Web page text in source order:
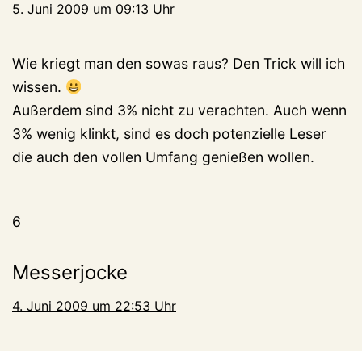
5. Juni 2009 um 09:13 Uhr
Wie kriegt man den sowas raus? Den Trick will ich
wissen.
Außerdem sind 3% nicht zu verachten. Auch wenn
3% wenig klinkt, sind es doch potenzielle Leser
die auch den vollen Umfang genießen wollen.
6
Messerjocke
4. Juni 2009 um 22:53 Uhr